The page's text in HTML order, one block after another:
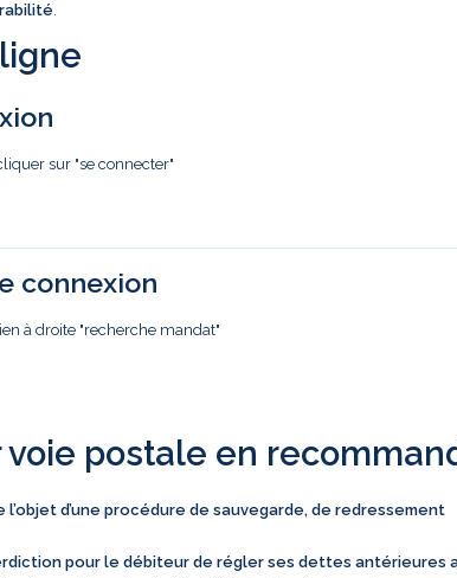
.
sur "se connecter"
connexion
à droite "recherche mandat"
postale en
d’une procédure de sauvegarde, de redressement
pour le débiteur de régler ses dettes antérieures